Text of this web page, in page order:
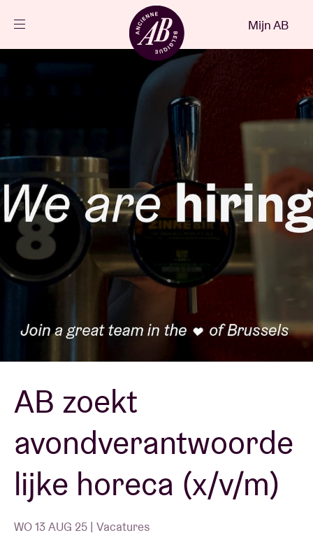
NL
Projecten
Nieuws
Bezoekersinfo
AB ❤ you
Zaalhuur
BRDCST
ABtv
Concertcheque
Over AB
Mijn AB
AB zoekt
avondverantwoorde
lijke horeca (x/v/m)
WO 13 AUG 25 | Vacatures